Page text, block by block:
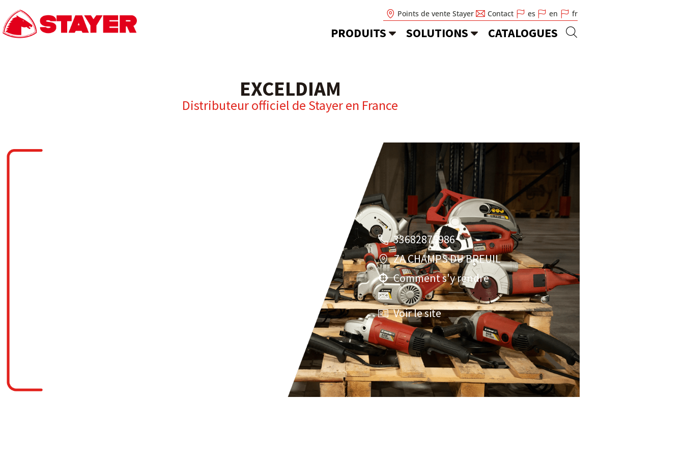
Points de vente Stayer Contact es en fr
PRODUITS SOLUTIONS CATALOGUES
EXCELDIAM
Distributeur officiel de Stayer en France
33682875986
ZA CHAMPS DU BREUIL
Comment s'y rendre
Voir le site